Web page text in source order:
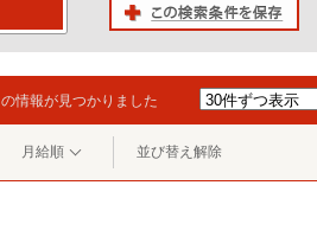
の情報が見つかりました
月給順 並び替え解除